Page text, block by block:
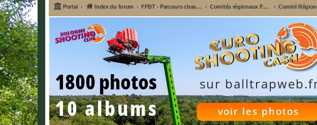
Portal Index du forum FFBT - Parcours chasse, Compak, English Sporting, FU, DTL, Hélices, Sanglier courant Comités régionaux F.F.B.T. - Championnats et Sites web